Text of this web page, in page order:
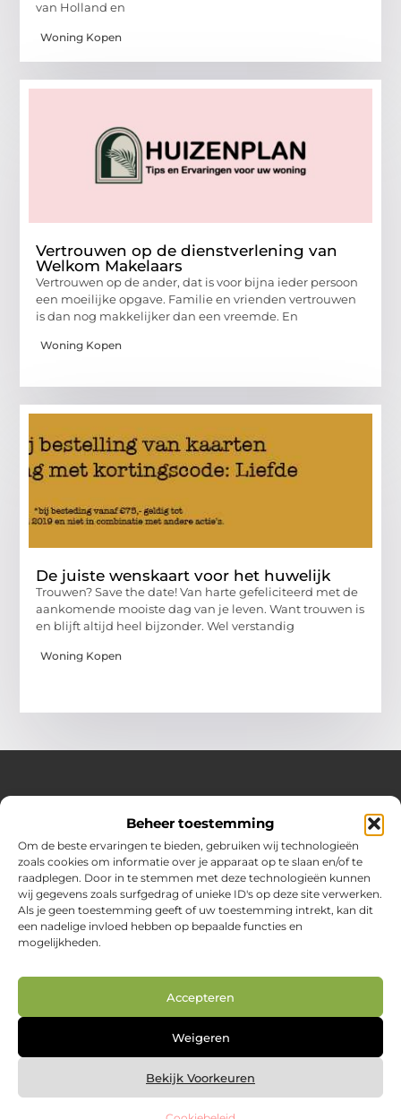
Beheer toestemming
Om de beste ervaringen te bieden, gebruiken wij technologieën
zoals cookies om informatie over je apparaat op te slaan en/of te
raadplegen. Door in te stemmen met deze technologieën kunnen
wij gegevens zoals surfgedrag of unieke ID's op deze site verwerken.
Als je geen toestemming geeft of uw toestemming intrekt, kan dit
een nadelige invloed hebben op bepaalde functies en
mogelijkheden.
Accepteren
Weigeren
Bekijk Voorkeuren
van Holland en
Woning Kopen
Vertrouwen op de dienstverlening van
Welkom Makelaars
Vertrouwen op de ander, dat is voor bijna ieder persoon
een moeilijke opgave. Familie en vrienden vertrouwen
is dan nog makkelijker dan een vreemde. En
Woning Kopen
De juiste wenskaart voor het huwelijk
Trouwen? Save the date! Van harte gefeliciteerd met de
aankomende mooiste dag van je leven. Want trouwen is
en blijft altijd heel bijzonder. Wel verstandig
Woning Kopen
Over Huizenplan
Jouw gids voor wooninspiratie en praktische tips
Ontdek een uitgebreide verzameling blogs en artikelen
boordevol handige adviezen en verrassende inzichten om
jouw woondromen te realiseren. Van interieurideeën tot
slimme bespaartips – haal het beste uit jouw huis en
leefomgeving!